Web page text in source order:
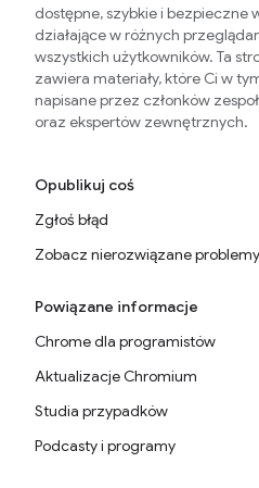
dostępne, szybkie i bezpieczne
działające w różnych
wszystkich użytkowników. Ta
zawiera materiały, które Ci w
napisane przez członków
oraz ekspertów zewnętrznych.
Opublikuj coś
Zgłoś błąd
Zobacz nierozwiązane problemy
Powiązane informacje
Chrome dla programistów
Aktualizacje Chromium
Studia przypadków
Podcasty i programy